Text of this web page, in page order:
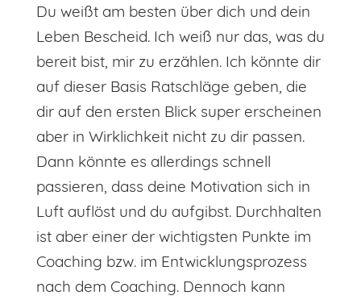
Du weißt am besten über dich und dein
Leben Bescheid. Ich weiß nur das, was du
bereit bist, mir zu erzählen. Ich könnte dir
auf dieser Basis Ratschläge geben, die
dir auf den ersten Blick super erscheinen
aber in Wirklichkeit nicht zu dir passen.
Dann könnte es allerdings schnell
passieren, dass deine Motivation sich in
Luft auflöst und du aufgibst. Durchhalten
ist aber einer der wichtigsten Punkte im
Coaching bzw. im Entwicklungsprozess
nach dem Coaching. Dennoch kann